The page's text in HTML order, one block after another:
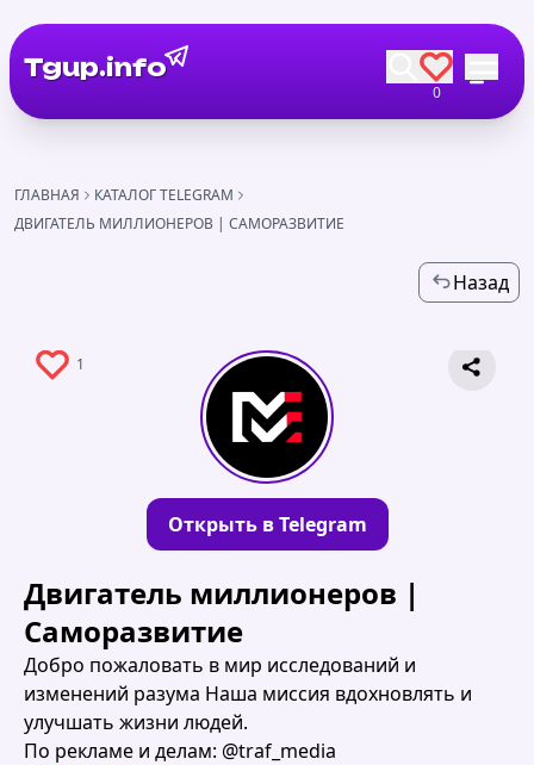
Tgup.info
0
ГЛАВНАЯ
КАТАЛОГ TELEGRAM
ДВИГАТЕЛЬ МИЛЛИОНЕРОВ | САМОРАЗВИТИЕ
Назад
1
Открыть в Telegram
Двигатель миллионеров |
Саморазвитие
Добро пожаловать в мир исследований и
изменений разума Наша миссия вдохновлять и
улучшать жизни людей.
По рекламе и делам: @traf_media